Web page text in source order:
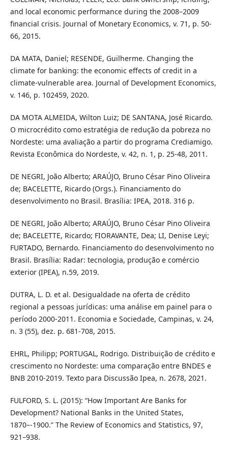
and local economic performance during the 2008–2009
financial crisis. Journal of Monetary Economics, v. 71, p. 50-
66, 2015.
DA MATA, Daniel; RESENDE, Guilherme. Changing the
climate for banking: the economic effects of credit in a
climate-vulnerable area. Journal of Development Economics,
v. 146, p. 102459, 2020.
DA MOTA ALMEIDA, Wilton Luiz; DE SANTANA, José Ricardo.
O microcrédito como estratégia de redução da pobreza no
Nordeste: uma avaliação a partir do programa Crediamigo.
Revista Econômica do Nordeste, v. 42, n. 1, p. 25-48, 2011.
DE NEGRI, João Alberto; ARAÚJO, Bruno César Pino Oliveira
de; BACELETTE, Ricardo (Orgs.). Financiamento do
desenvolvimento no Brasil. Brasília: IPEA, 2018. 316 p.
DE NEGRI, João Alberto; ARAÚJO, Bruno César Pino Oliveira
de; BACELETTE, Ricardo; FIORAVANTE, Dea; LI, Denise Leyi;
FURTADO, Bernardo. Financiamento do desenvolvimento no
Brasil. Brasília: Radar: tecnologia, produção e comércio
exterior (IPEA), n.59, 2019.
DUTRA, L. D. et al. Desigualdade na oferta de crédito
regional a pessoas jurídicas: uma análise em painel para o
período 2000-2011. Economia e Sociedade, Campinas, v. 24,
n. 3 (55), dez. p. 681-708, 2015.
EHRL, Philipp; PORTUGAL, Rodrigo. Distribuição de crédito e
crescimento no Nordeste: uma comparação entre BNDES e
BNB 2010-2019. Texto para Discussão Ipea, n. 2678, 2021.
FULFORD, S. L. (2015): “How Important Are Banks for
Development? National Banks in the United States,
1870–-1900.” The Review of Economics and Statistics, 97,
921–938.